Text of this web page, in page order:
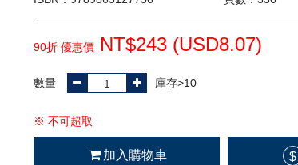
90折 優惠價 NT$243 (USD8.07)
數量 庫存>10
※ 不可超取
加入購物車 $